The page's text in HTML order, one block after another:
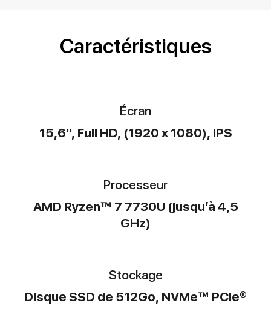
Caractéristiques
Écran
15,6", Full HD, (1920 x 1080), IPS
Processeur
AMD Ryzen™ 7 7730U (jusqu’à 4,5
GHz)
Stockage
Disque SSD de 512Go, NVMe™ PCIe®